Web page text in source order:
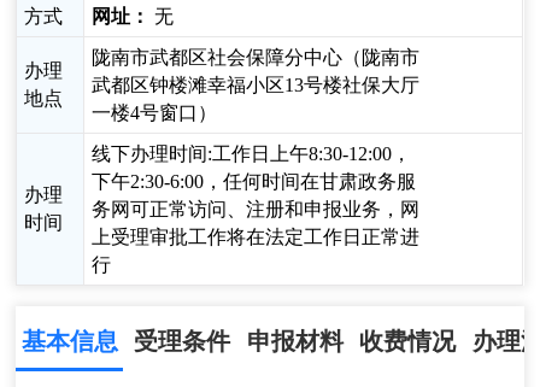
方式
网址： 无
办理
地点
陇南市武都区社会保障分中心（陇南市
武都区钟楼滩幸福小区13号楼社保大厅
一楼4号窗口）
办理
时间
线下办理时间:工作日上午8:30-12:00，
下午2:30-6:00，任何时间在甘肃政务服
务网可正常访问、注册和申报业务，网
上受理审批工作将在法定工作日正常进
行
基本信息 受理条件 申报材料 收费情况 办理